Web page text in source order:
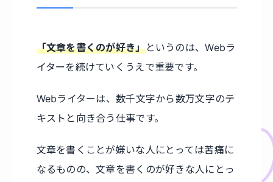
「文章を書くのが好き」というのは、Webラ
イターを続けていくうえで重要です。
Webライターは、数千文字から数万文字のテ
キストと向き合う仕事です。
文章を書くことが嫌いな人にとっては苦痛に
なるものの、文章を書くのが好きな人にとっ